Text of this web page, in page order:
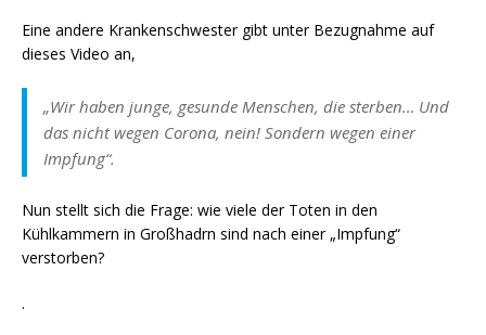
Eine andere Krankenschwester gibt unter Bezugnahme auf
dieses Video an,
„Wir haben junge, gesunde Menschen, die sterben… Und
das nicht wegen Corona, nein! Sondern wegen einer
Impfung“.
Nun stellt sich die Frage: wie viele der Toten in den
Kühlkammern in Großhadrn sind nach einer „Impfung“
verstorben?
.